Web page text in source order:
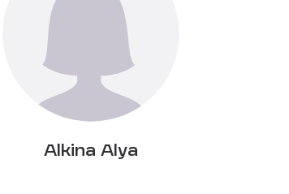
Alkina Alya